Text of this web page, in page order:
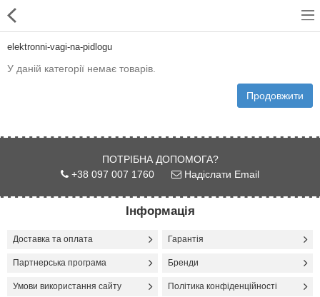
Професійний посуд
Системи кондиціонування
Клінінгове обладнання і
професійна хімія
elektronni-vagi-na-pidlogu
У даній категорії немає товарів.
Продовжити
ПОТРІБНА ДОПОМОГА?
+38 097 007 1760
Надіслати Email
Інформація
Доставка та оплата Гарантія
Партнерська програма Бренди
Умови використання сайту Політика конфіденційності